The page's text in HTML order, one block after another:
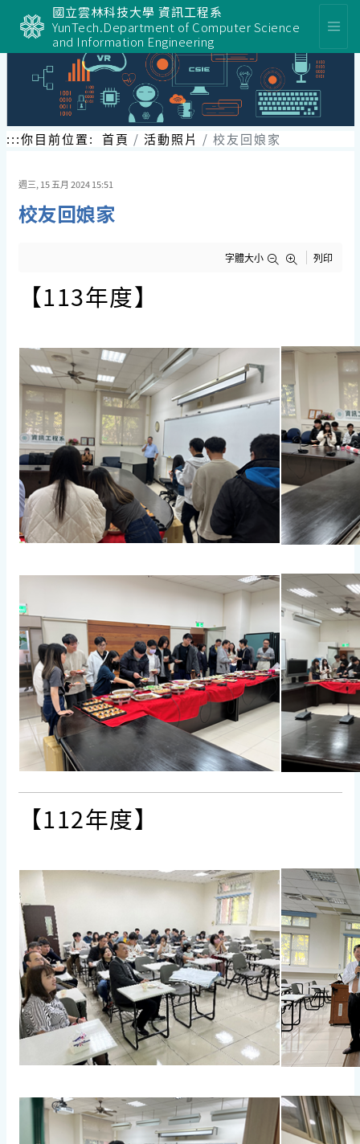
要
國立雲林科技大學 資訊工程系
YunTech.Department of Computer Science
and Information Engineering
:::你目前位置: 首頁 活動照片 校友回娘家
週三, 15 五月 2024 15:51
校友回娘家
字體大小 列印
【113年度】
【112年度】